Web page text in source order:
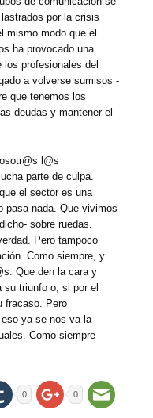
por la crisis
mismo modo que el
ha provocado una
profesionales del
a volverse sumisos -
que tenemos los
deudas y mantener el
l@s
parte de culpa.
el sector es una
pasa nada. Que vivimos
sobre ruedas.
Pero tampoco
Como siempre, y
Que den la cara y
su triunfo o, si por el
fracaso. Pero
ya se nos va la
Como siempre
0 0